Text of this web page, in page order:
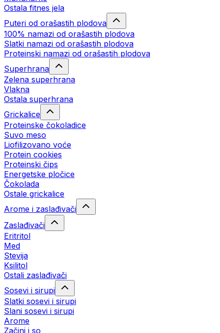
Ostala fitnes jela
Puteri od orašastih plodova
100% namazi od orašastih plodova
Slatki namazi od orašastih plodova
Proteinski namazi od orašastih plodova
Superhrana
Zelena superhrana
Vlakna
Ostala superhrana
Grickalice
Proteinske čokoladice
Suvo meso
Liofilizovano voće
Protein cookies
Proteinski čips
Energetske pločice
Čokolada
Ostale grickalice
Arome i zaslađivači
Zaslađivači
Eritritol
Med
Stevija
Ksilitol
Ostali zaslađivači
Sosevi i sirupi
Slatki sosevi i sirupi
Slani sosevi i sirupi
Arome
Začini i so